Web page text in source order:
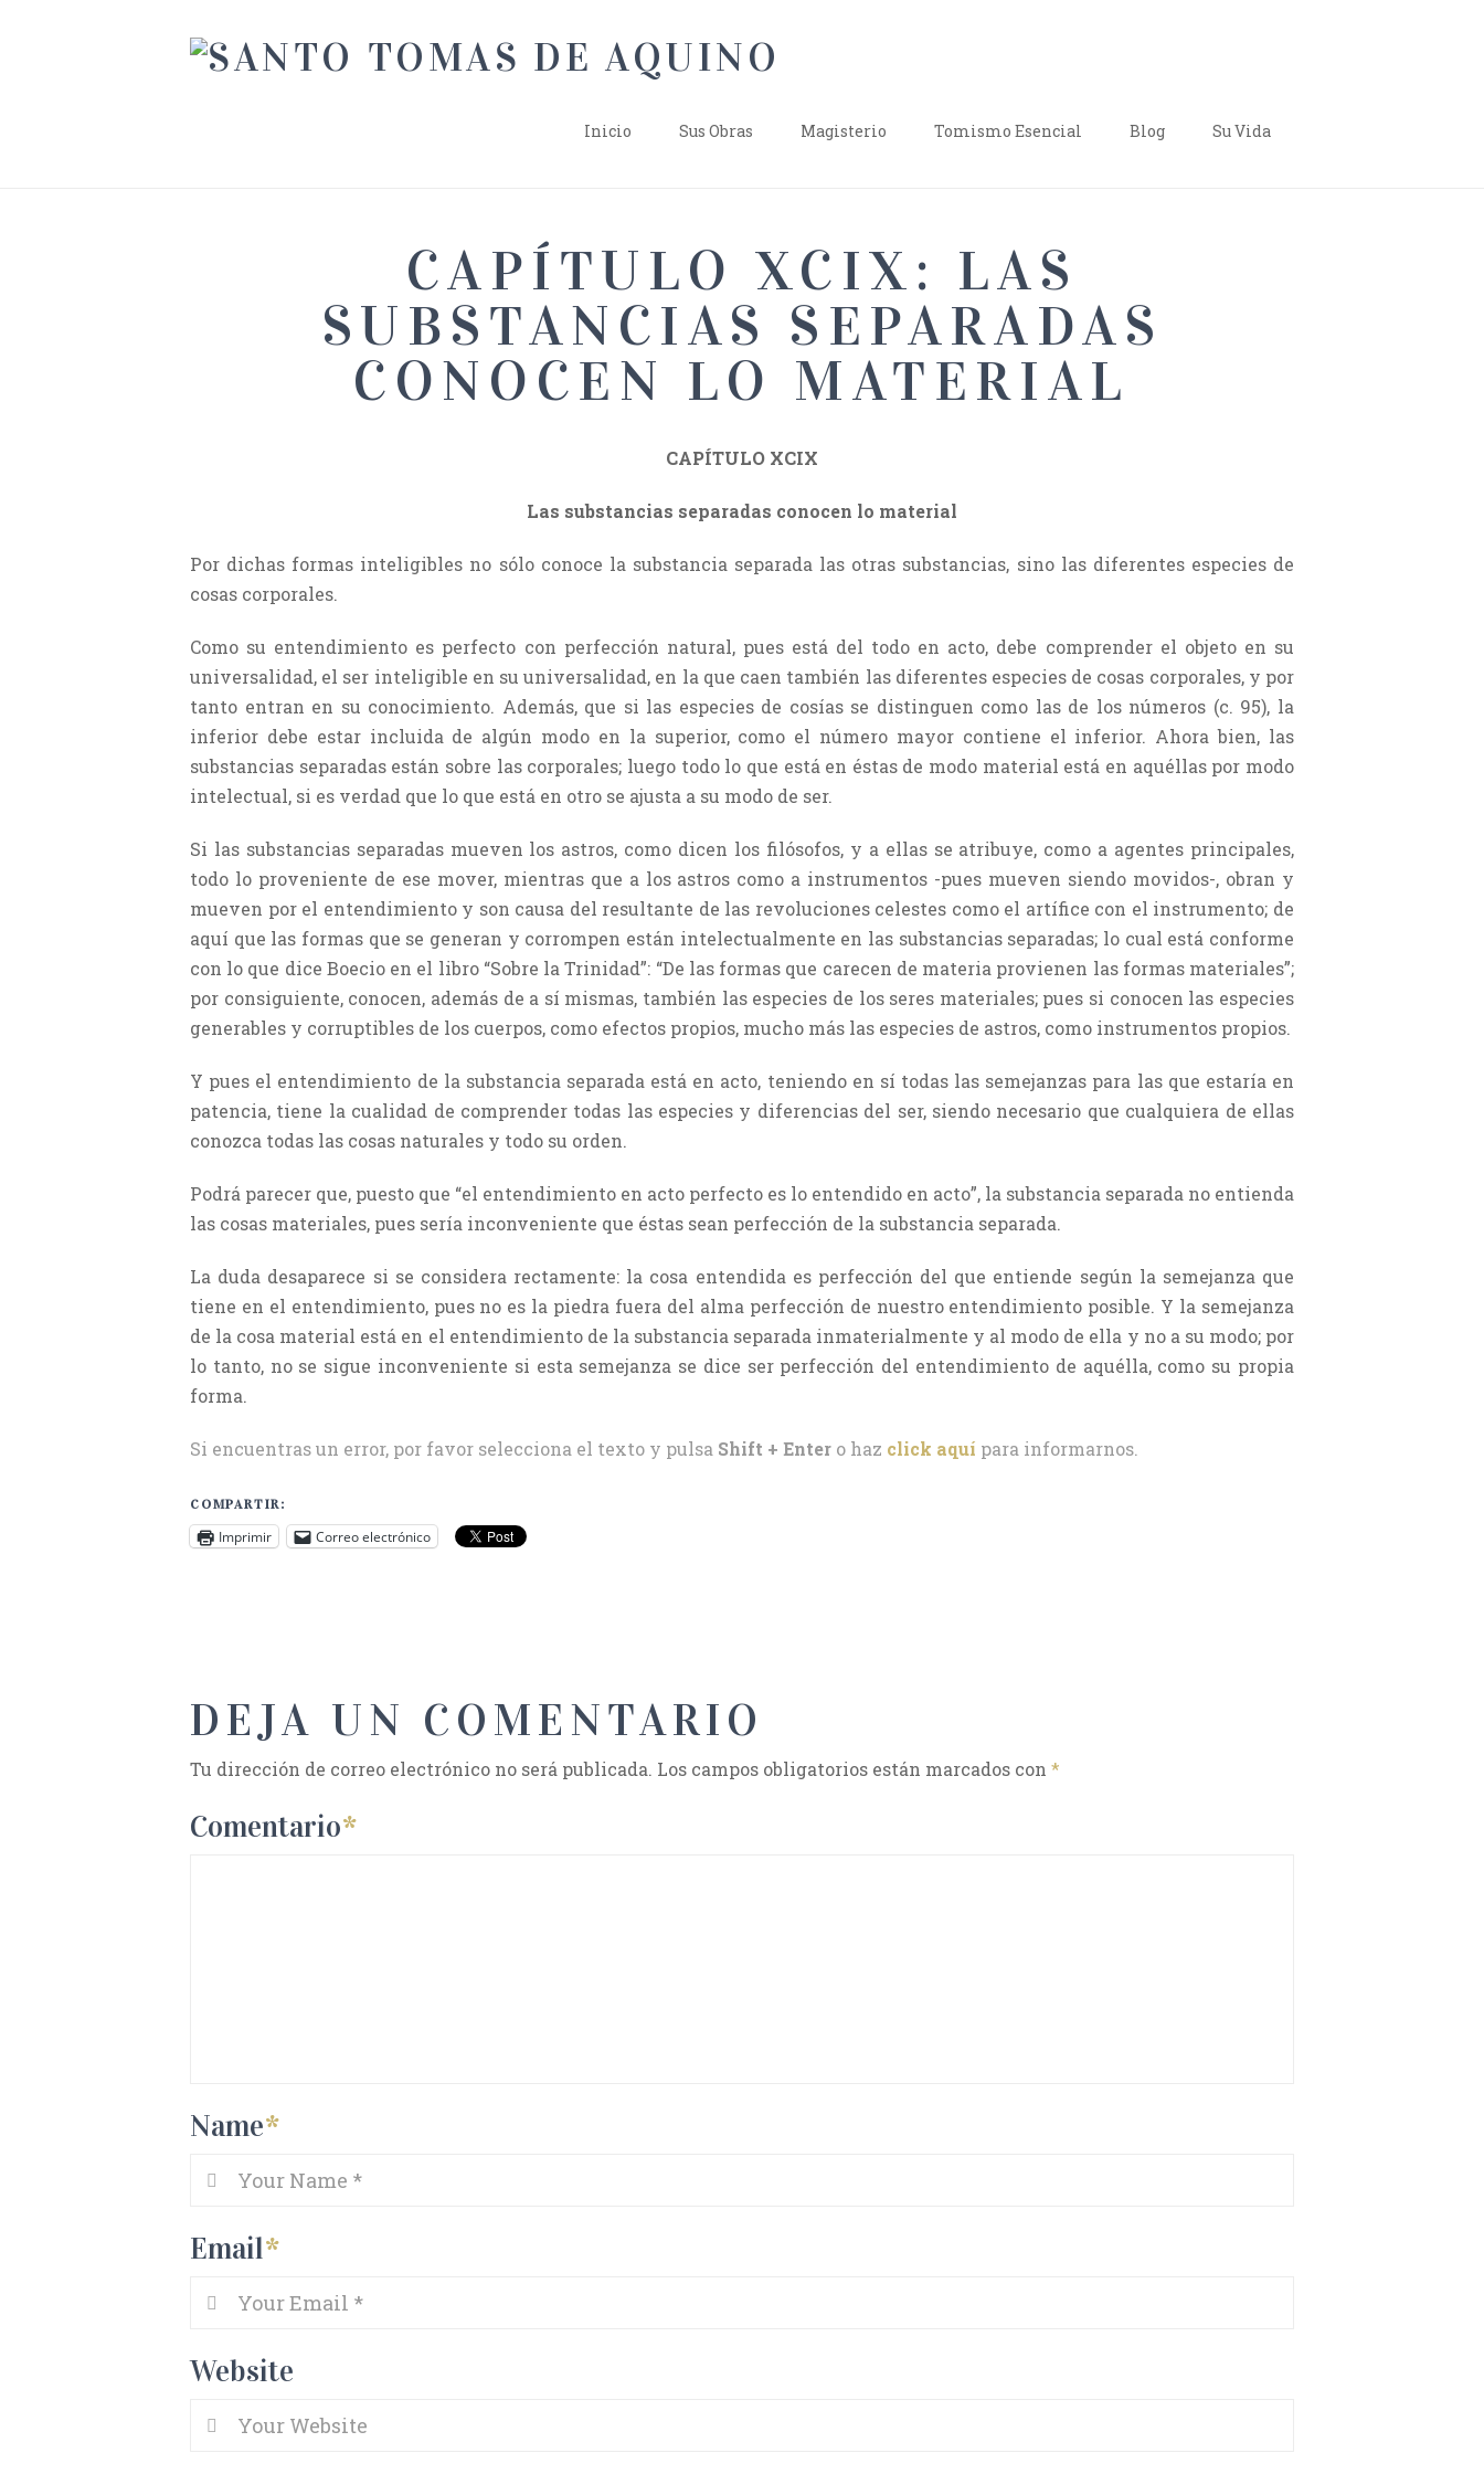
Inicio Sus Obras Magisterio Tomismo Esencial Blog Su Vida
CAPÍTULO XCIX: LAS
SUBSTANCIAS SEPARADAS
CONOCEN LO MATERIAL
CAPÍTULO XCIX
Las substancias separadas conocen lo material
Por dichas formas inteligibles no sólo conoce la substancia separada las otras substancias, sino las diferentes especies de
cosas corporales.
Como su entendimiento es perfecto con perfección natural, pues está del todo en acto, debe comprender el objeto en su
universalidad, el ser inteligible en su universalidad, en la que caen también las diferentes especies de cosas corporales, y por
tanto entran en su conocimiento. Además, que si las especies de cosías se distinguen como las de los números (c. 95), la
inferior debe estar incluida de algún modo en la superior, como el número mayor contiene el inferior. Ahora bien, las
substancias separadas están sobre las corporales; luego todo lo que está en éstas de modo material está en aquéllas por modo
intelectual, si es verdad que lo que está en otro se ajusta a su modo de ser.
Si las substancias separadas mueven los astros, como dicen los filósofos, y a ellas se atribuye, como a agentes principales,
todo lo proveniente de ese mover, mientras que a los astros como a instrumentos -pues mueven siendo movidos-, obran y
mueven por el entendimiento y son causa del resultante de las revoluciones celestes como el artífice con el instrumento; de
aquí que las formas que se generan y corrompen están intelectualmente en las substancias separadas; lo cual está conforme
con lo que dice Boecio en el libro “Sobre la Trinidad”: “De las formas que carecen de materia provienen las formas materiales”;
por consiguiente, conocen, además de a sí mismas, también las especies de los seres materiales; pues si conocen las especies
generables y corruptibles de los cuerpos, como efectos propios, mucho más las especies de astros, como instrumentos propios.
Y pues el entendimiento de la substancia separada está en acto, teniendo en sí todas las semejanzas para las que estaría en
patencia, tiene la cualidad de comprender todas las especies y diferencias del ser, siendo necesario que cualquiera de ellas
conozca todas las cosas naturales y todo su orden.
Podrá parecer que, puesto que “el entendimiento en acto perfecto es lo entendido en acto”, la substancia separada no entienda
las cosas materiales, pues sería inconveniente que éstas sean perfección de la substancia separada.
La duda desaparece si se considera rectamente: la cosa entendida es perfección del que entiende según la semejanza que
tiene en el entendimiento, pues no es la piedra fuera del alma perfección de nuestro entendimiento posible. Y la semejanza
de la cosa material está en el entendimiento de la substancia separada inmaterialmente y al modo de ella y no a su modo; por
lo tanto, no se sigue inconveniente si esta semejanza se dice ser perfección del entendimiento de aquélla, como su propia
forma.
Si encuentras un error, por favor selecciona el texto y pulsa Shift + Enter o haz click aquí para informarnos.
COMPARTIR:
Imprimir Correo electrónico
DEJA UN COMENTARIO
Tu dirección de correo electrónico no será publicada. Los campos obligatorios están marcados con *
Comentario*
Name*
Email*
Website